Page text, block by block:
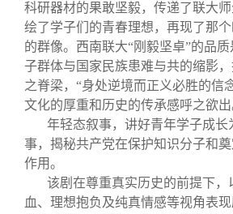
科研器材的果敢坚毅，传递了联大
绘了学子们的青春理想，再现了那
的群像。西南联大“刚毅坚卓”的品
子群体与国家民族患难与共的缩影
之脊梁，“身处逆境而正义必胜的信
文化的厚重和历史的传承感呼之欲出
年轻态叙事，讲好青年学子成长
事，揭秘共产党在保护知识分子和
作用。
该剧在尊重真实历史的前提下，
血、理想抱负及纯真情感等视角表